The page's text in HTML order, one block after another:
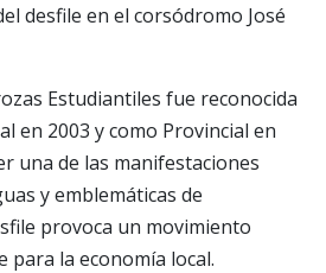
desfile en el corsódromo José
Estudiantiles fue reconocida
en 2003 y como Provincial en
una de las manifestaciones
y emblemáticas de
provoca un movimiento
para la economía local.